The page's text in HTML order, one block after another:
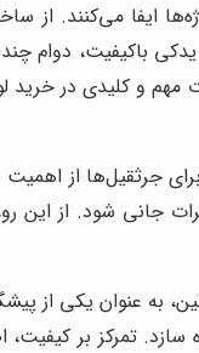
ایفا می‌کنند.
یدکی باکیفیت، دوام
مهم و کلیدی در خرید
جرثقیل‌ها از
شود. از این رو،
به عنوان یکی
سازد. تمرکز بر